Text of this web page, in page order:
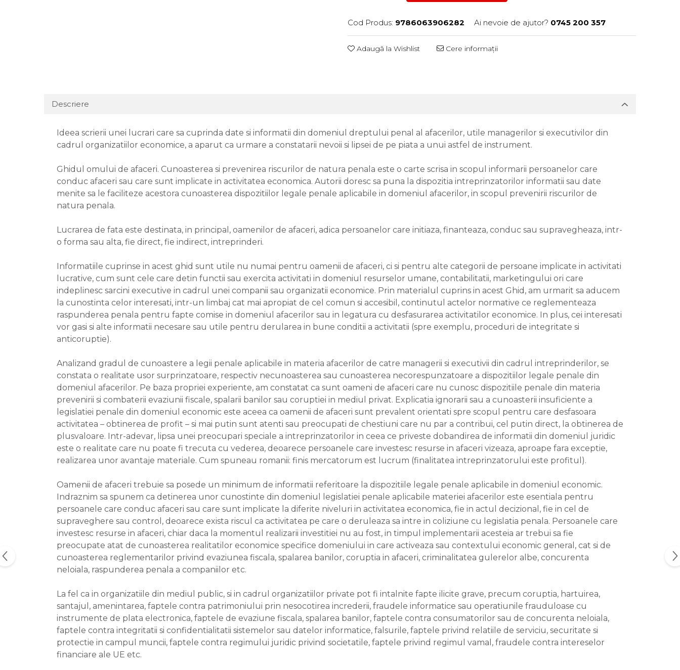
Cod Produs: 9786063906282 Ai nevoie de ajutor? 0745 200 357
Adaugă la Wishlist Cere informații
Descriere
Ideea scrierii unei lucrari care sa cuprinda date si informatii din domeniul dreptului penal al afacerilor, utile managerilor si executivilor din
cadrul organizatiilor economice, a aparut ca urmare a constatarii nevoii si lipsei de pe piata a unui astfel de instrument.
Ghidul omului de afaceri. Cunoasterea si prevenirea riscurilor de natura penala este o carte scrisa in scopul informarii persoanelor care
conduc afaceri sau care sunt implicate in activitatea economica. Autorii doresc sa puna la dispozitia intreprinzatorilor informatii sau date
menite sa le faciliteze acestora cunoasterea dispozitiilor legale penale aplicabile in domeniul afacerilor, in scopul prevenirii riscurilor de
natura penala.
Lucrarea de fata este destinata, in principal, oamenilor de afaceri, adica persoanelor care initiaza, finanteaza, conduc sau supravegheaza, intr-
o forma sau alta, fie direct, fie indirect, intreprinderi.
Informatiile cuprinse in acest ghid sunt utile nu numai pentru oamenii de afaceri, ci si pentru alte categorii de persoane implicate in activitati
lucrative, cum sunt cele care detin functii sau exercita activitati in domeniul resurselor umane, contabilitatii, marketingului ori care
indeplinesc sarcini executive in cadrul unei companii sau organizatii economice. Prin materialul cuprins in acest Ghid, am urmarit sa aducem
la cunostinta celor interesati, intr-un limbaj cat mai apropiat de cel comun si accesibil, continutul actelor normative ce reglementeaza
raspunderea penala pentru fapte comise in domeniul afacerilor sau in legatura cu desfasurarea activitatilor economice. In plus, cei interesati
vor gasi si alte informatii necesare sau utile pentru derularea in bune conditii a activitatii (spre exemplu, proceduri de integritate si
anticoruptie).
Analizand gradul de cunoastere a legii penale aplicabile in materia afacerilor de catre managerii si executivii din cadrul intreprinderilor, se
constata o realitate usor surprinzatoare, respectiv necunoasterea sau cunoasterea necorespunzatoare a dispozitiilor legale penale din
domeniul afacerilor. Pe baza propriei experiente, am constatat ca sunt oameni de afaceri care nu cunosc dispozitiile penale din materia
prevenirii si combaterii evaziunii fiscale, spalarii banilor sau coruptiei in mediul privat. Explicatia ignorarii sau a cunoasterii insuficiente a
legislatiei penale din domeniul economic este aceea ca oamenii de afaceri sunt prevalent orientati spre scopul pentru care desfasoara
activitatea – obtinerea de profit – si mai putin sunt atenti sau preocupati de chestiuni care nu par a contribui, cel putin direct, la obtinerea de
plusvaloare. Intr-adevar, lipsa unei preocupari speciale a intreprinzatorilor in ceea ce priveste dobandirea de informatii din domeniul juridic
este o realitate care nu poate fi trecuta cu vederea, deoarece persoanele care investesc resurse in afaceri vizeaza, aproape fara exceptie,
realizarea unor avantaje materiale. Cum spuneau romanii: finis mercatorum est lucrum (finalitatea intreprinzatorului este profitul).
Oamenii de afaceri trebuie sa posede un minimum de informatii referitoare la dispozitiile legale penale aplicabile in domeniul economic.
Indraznim sa spunem ca detinerea unor cunostinte din domeniul legislatiei penale aplicabile materiei afacerilor este esentiala pentru
persoanele care conduc afaceri sau care sunt implicate la diferite niveluri in activitatea economica, fie in actul decizional, fie in cel de
supraveghere sau control, deoarece exista riscul ca activitatea pe care o deruleaza sa intre in coliziune cu legislatia penala. Persoanele care
investesc resurse in afaceri, chiar daca la momentul realizarii investitiei nu au fost, in timpul implementarii acesteia ar trebui sa fie
preocupate atat de cunoasterea realitatilor economice specifice domeniului in care activeaza sau contextului economic general, cat si de
cunoasterea reglementarilor privind evaziunea fiscala, spalarea banilor, coruptia in afaceri, criminalitatea gulerelor albe, concurenta
neloiala, raspunderea penala a companiilor etc.
La fel ca in organizatiile din mediul public, si in cadrul organizatiilor private pot fi intalnite fapte ilicite grave, precum coruptia, hartuirea,
santajul, amenintarea, faptele contra patrimoniului prin nesocotirea increderii, fraudele informatice sau operatiunile frauduloase cu
instrumente de plata electronica, faptele de evaziune fiscala, spalarea banilor, faptele contra consumatorilor sau de concurenta neloiala,
faptele contra integritatii si confidentialitatii sistemelor sau datelor informatice, falsurile, faptele privind relatiile de serviciu, securitate si
protectie in campul muncii, faptele contra regimului juridic privind societatile, faptele privind regimul vamal, fraudele contra intereselor
financiare ale UE etc.